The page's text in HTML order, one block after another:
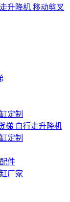
升降机 移动剪叉
定制
梯 自行走升降机
定制
件
厂家